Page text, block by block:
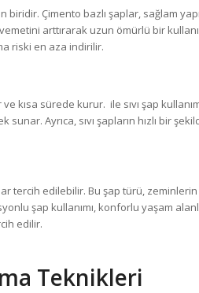
Çimento bazlı şaplar, sağlam
arttırarak uzun ömürlü bir
riski en aza indirilir.
kısa sürede kurur. ile sıvı şap
Ayrıca, sıvı şapların hızlı bir
tercih edilebilir. Bu şap türü,
şap kullanımı, konforlu yaşam
edilir.
Teknikleri